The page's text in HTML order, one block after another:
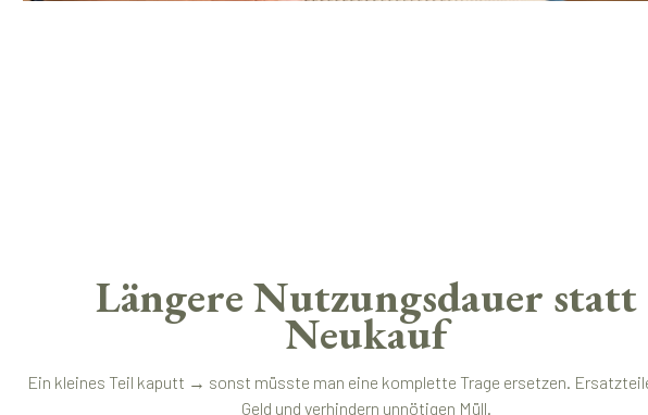
Längere Nutzungsdauer statt
Neukauf
Ein kleines Teil kaputt → sonst müsste man eine komplette Trage ersetzen.
Geld und verhindern unnötigen Müll.